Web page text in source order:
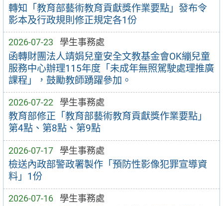
轉知「教育部藝術教育貢獻獎作業要點」發布令
影本及行政規則修正規定各1份
2026-07-23 學生事務處
函轉財團法人靖娟兒童安全文教基金會OK繃兒童
服務中心辦理115年度「未成年無照駕駛處理推廣
課程」，鼓勵教師踴躍參加。
2026-07-22 學生事務處
教育部修正「教育部藝術教育貢獻獎作業要點」
第4點、第8點、第9點
2026-07-17 學生事務處
檢送內政部警政署製作「預防性影像犯罪宣導資
料」1份
2026-07-16 學生事務處